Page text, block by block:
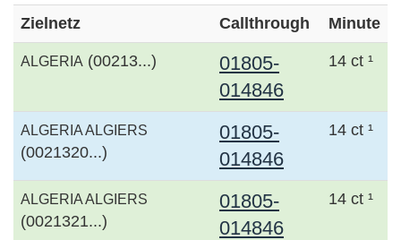
Zielnetz Callthrough Minute
ALGERIA (00213...)
01805-
014846
14 ct ¹
ALGERIA ALGIERS
(0021320...)
01805-
014846
14 ct ¹
ALGERIA ALGIERS
(0021321...)
01805-
014846
14 ct ¹